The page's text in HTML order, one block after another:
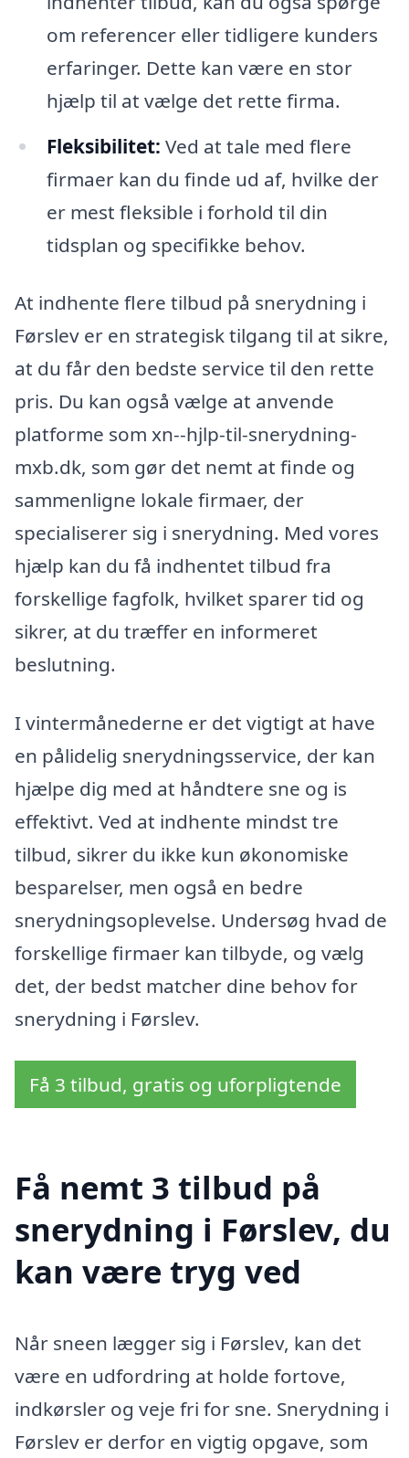
om referencer eller tidligere kunders
erfaringer. Dette kan være en stor
hjælp til at vælge det rette firma.
Fleksibilitet: Ved at tale med flere
firmaer kan du finde ud af, hvilke der
er mest fleksible i forhold til din
tidsplan og specifikke behov.
At indhente flere tilbud på snerydning i
Førslev er en strategisk tilgang til at sikre,
at du får den bedste service til den rette
pris. Du kan også vælge at anvende
platforme som xn--hjlp-til-snerydning-
mxb.dk, som gør det nemt at finde og
sammenligne lokale firmaer, der
specialiserer sig i snerydning. Med vores
hjælp kan du få indhentet tilbud fra
forskellige fagfolk, hvilket sparer tid og
sikrer, at du træffer en informeret
beslutning.
I vintermånederne er det vigtigt at have
en pålidelig snerydningsservice, der kan
hjælpe dig med at håndtere sne og is
effektivt. Ved at indhente mindst tre
tilbud, sikrer du ikke kun økonomiske
besparelser, men også en bedre
snerydningsoplevelse. Undersøg hvad de
forskellige firmaer kan tilbyde, og vælg
det, der bedst matcher dine behov for
snerydning i Førslev.
Få 3 tilbud, gratis og uforpligtende
Få nemt 3 tilbud på
snerydning i Førslev, du
kan være tryg ved
Når sneen lægger sig i Førslev, kan det
være en udfordring at holde fortove,
indkørsler og veje fri for sne. Snerydning i
Førslev er derfor en vigtig opgave, som